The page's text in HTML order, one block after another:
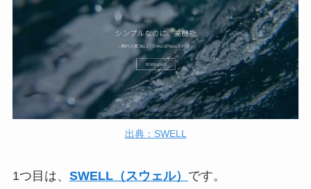
出典：SWELL
1つ目は、 SWELL（スウェル） です。